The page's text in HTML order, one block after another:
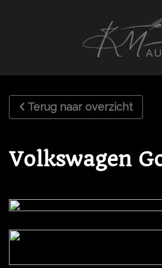
Terug naar overzicht
Volkswagen